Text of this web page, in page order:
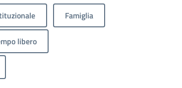
Famiglia
libero